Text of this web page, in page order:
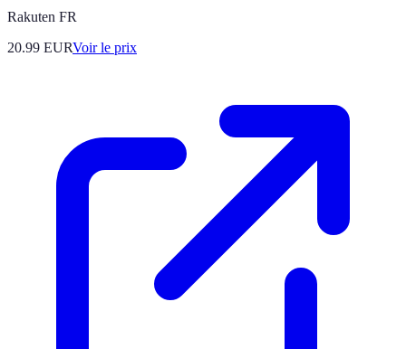
Rakuten FR
20.99 EURVoir le prix